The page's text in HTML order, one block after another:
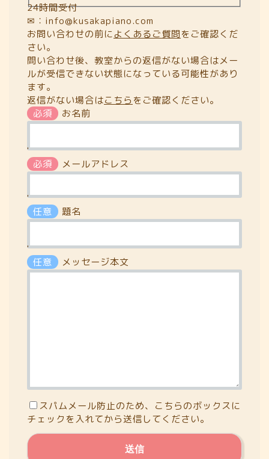
24時間受付
✉：info@kusakapiano.com
お問い合わせの前によくあるご質問をご確認くだ
さい。
問い合わせ後、教室からの返信がない場合はメー
ルが受信できない状態になっている可能性があり
ます。
返信がない場合はこちら をご確認ください。
必須
お名前
'
必須
メールアドレス
'
任意
題名
'
任意
メッセージ本文
スパムメール防止のため、こちらのボックスに
チェックを入れてから送信してください。